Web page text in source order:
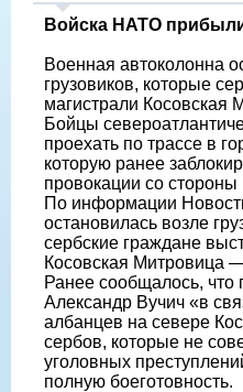
Войска НАТО
Военная автоколонна
грузовиков, которые
магистрали
Бойцы
проехать по трассе в
которую ранее
провокации со
По информации
остановилась возле
сербские граждане
Косовская Митровица
Ранее сообщалось, что
Александр Вучич «в
албанцев на севере
сербов, которые не
уголовных
полную боеготовность.